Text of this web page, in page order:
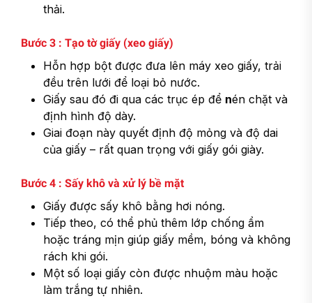
thải.
Bước 3 : Tạo tờ giấy (xeo giấy)
Hỗn hợp bột được đưa lên máy xeo giấy, trải
đều trên lưới để loại bỏ nước.
Giấy sau đó đi qua các trục ép để nén chặt và
định hình độ dày.
Giai đoạn này quyết định độ mỏng và độ dai
của giấy – rất quan trọng với giấy gói giày.
Bước 4 : Sấy khô và xử lý bề mặt
Giấy được sấy khô bằng hơi nóng.
Tiếp theo, có thể phủ thêm lớp chống ẩm
hoặc tráng mịn giúp giấy mềm, bóng và không
rách khi gói.
Một số loại giấy còn được nhuộm màu hoặc
làm trắng tự nhiên.